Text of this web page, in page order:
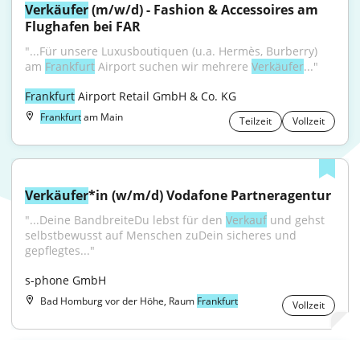
Verkäufer (m/w/d) - Fashion & Accessoires am
Flughafen bei FAR
"...Für unsere Luxusboutiquen (u.a. Hermès, Burberry)
am Frankfurt Airport suchen wir mehrere Verkäufer..."
Frankfurt Airport Retail GmbH & Co. KG
Frankfurtam Main Teilzeit Vollzeit
Verkäufer*in (w/m/d) Vodafone Partneragentur
"...Deine BandbreiteDu lebst für den Verkauf und gehst
selbstbewusst auf Menschen zuDein sicheres und
gepflegtes..."
s-phone GmbH
Bad Homburg vor der Höhe, Raum Frankfurt Vollzeit